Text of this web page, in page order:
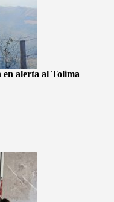
en alerta al Tolima